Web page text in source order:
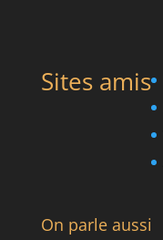
Sites amis
On parle aussi